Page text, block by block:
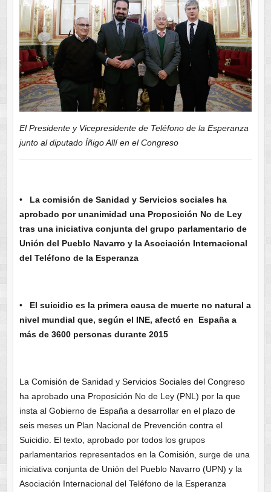
El Presidente y Vicepresidente de Teléfono de la Esperanza
junto al diputado Íñigo Allí en el Congreso
• La comisión de Sanidad y Servicios sociales ha
aprobado por unanimidad una Proposición No de Ley
tras una iniciativa conjunta del grupo parlamentario de
Unión del Pueblo Navarro y la Asociación Internacional
del Teléfono de la Esperanza
• El suicidio es la primera causa de muerte no natural a
nivel mundial que, según el INE, afectó en España a
más de 3600 personas durante 2015
La Comisión de Sanidad y Servicios Sociales del Congreso
ha aprobado una Proposición No de Ley (PNL) por la que
insta al Gobierno de España a desarrollar en el plazo de
seis meses un Plan Nacional de Prevención contra el
Suicidio. El texto, aprobado por todos los grupos
parlamentarios representados en la Comisión, surge de una
iniciativa conjunta de Unión del Pueblo Navarro (UPN) y la
Asociación Internacional del Teléfono de la Esperanza